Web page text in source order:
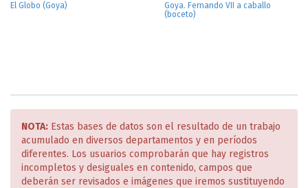
El Globo (Goya)
Goya. Fernando VII a caballo
(boceto)
NOTA: Estas bases de datos son el resultado de un trabajo
acumulado en diversos departamentos y en períodos
diferentes. Los usuarios comprobarán que hay registros
incompletos y desiguales en contenido, campos que
deberán ser revisados e imágenes que iremos sustituyendo